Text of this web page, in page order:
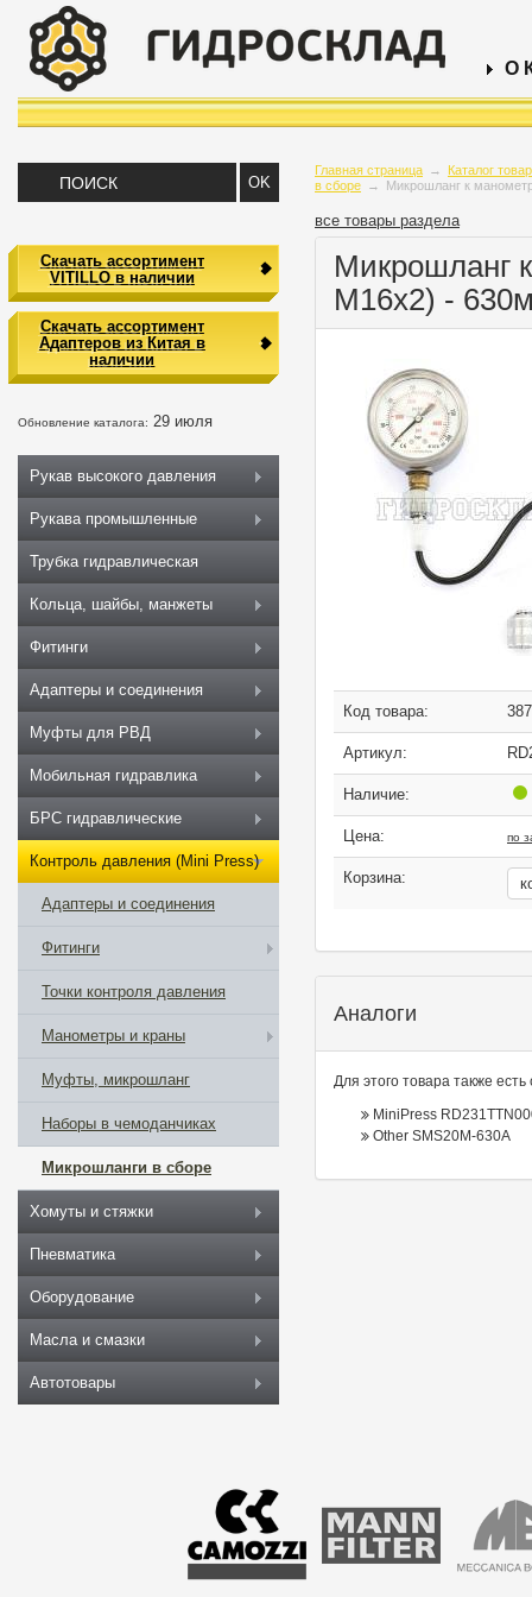
О
Главная страница →
Каталог
в сборе → Микрошланг к
все товары раздела
Микрошланг
M16х2) -
Код товара:
Артикул:
Наличие:
Цена: по
Корзина:
Аналоги
Для этого товара также
MiniPress
Other SMS20M-630A
Скачать ассортимент
VITILLO в наличии
Скачать ассортимент
Адаптеров из Китая в
наличии
Обновление каталога: 29 июля
Рукав высокого давления
Рукава промышленные
Трубка гидравлическая
Кольца, шайбы, манжеты
Фитинги
Адаптеры и соединения
Муфты для РВД
Мобильная гидравлика
БРС гидравлические
Контроль давления (Mini Press)
Адаптеры и соединения
Фитинги
Точки контроля давления
Манометры и краны
Муфты, микрошланг
Наборы в чемоданчиках
Микрошланги в сборе
Хомуты и стяжки
Пневматика
Оборудование
Масла и смазки
Автотовары